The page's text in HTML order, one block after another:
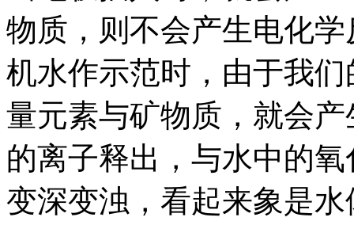
物质，则不会产生电化
机水作示范时，由于我
量元素与矿物质，就会
的离子释出，与水中的
变深变浊，看起来象是